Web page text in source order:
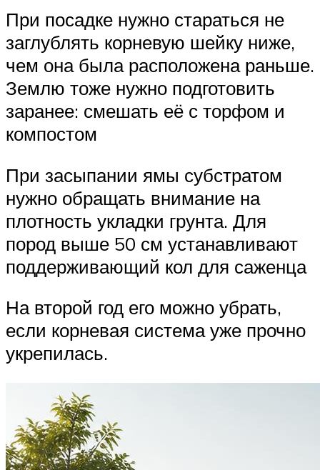
При посадке нужно стараться не
заглублять корневую шейку ниже,
чем она была расположена раньше.
Землю тоже нужно подготовить
заранее: смешать её с торфом и
компостом
При засыпании ямы субстратом
нужно обращать внимание на
плотность укладки грунта. Для
пород выше 50 см устанавливают
поддерживающий кол для саженца
На второй год его можно убрать,
если корневая система уже прочно
укрепилась.